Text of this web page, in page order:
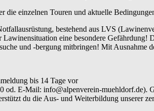
die einzelnen Touren und aktuelle
bestehend aus LVS
eine besondere
und -bergung mitbringen! Mit
bis 14 Tage vor
od. E-Mail: info@alpenverein-muehldorf.de).
du die Aus- und Weiterbildung unserer